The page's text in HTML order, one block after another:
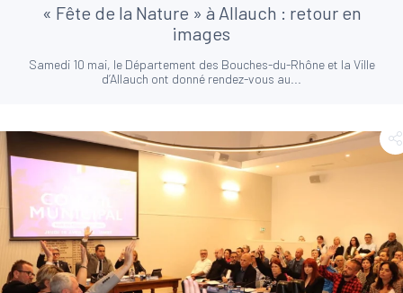
« Fête de la Nature » à Allauch : retour en
images
Samedi 10 mai, le Département des Bouches-du-Rhône et la Ville
d’Allauch ont donné rendez-vous au...